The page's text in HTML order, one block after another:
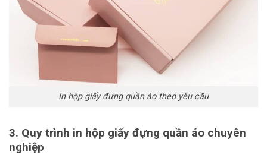
In hộp giấy đựng quần áo theo yêu cầu
3. Quy trình in hộp giấy đựng quần áo chuyên
nghiệp